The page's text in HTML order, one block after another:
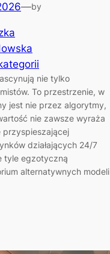
—by
nie tylko
To przestrzenie, w
jest nie przez algorytmy,
nie zawsze wyraża
przyspieszającej
działających 24/7
tyle egzotyczną
alternatywnych modeli